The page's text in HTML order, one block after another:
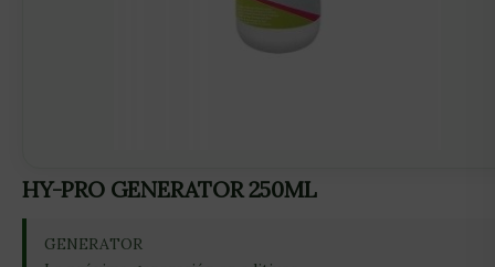
HY-PRO GENERATOR 250ML
GENERATOR